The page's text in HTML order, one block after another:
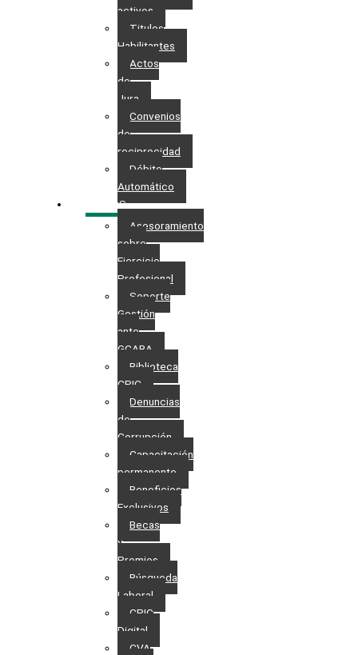
activos
Titulos
Habilitantes
Actos
de
Jura
Convenios
de
reciprocidad
Débito
Automático
SERVICIOS
Asesoramiento
sobre
Ejercicio
Profesional
Soporte
Gestión
ante
GCABA
Biblioteca
CPIC
Denuncias
de
Corrupción
Capacitación
permanente
Beneficios
Exclusivos
Becas
y
Premios
Búsqueda
Laboral​
CPIC
Digital
CVA